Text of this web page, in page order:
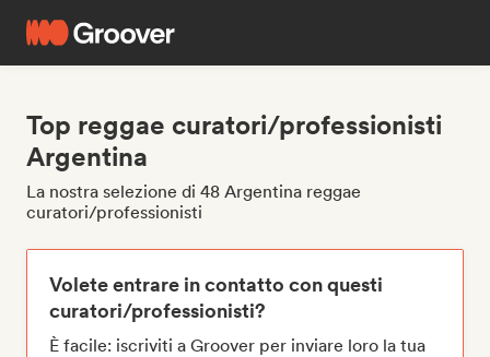
Top reggae curatori/professionisti
Argentina
La nostra selezione di 48 Argentina reggae
curatori/professionisti
Volete entrare in contatto con questi
curatori/professionisti?
È facile: iscriviti a Groover per inviare loro la tua